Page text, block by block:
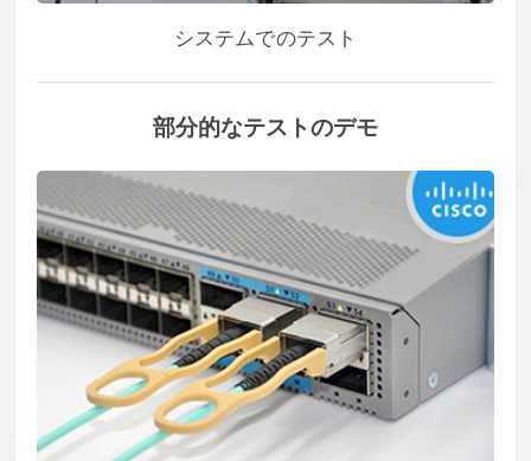
システムでのテスト
部分的なテストのデモ